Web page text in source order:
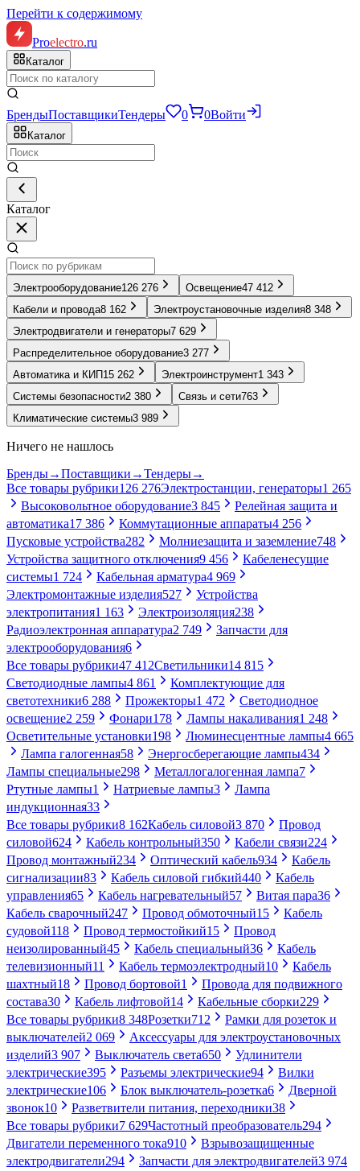
Перейти к содержимому
Proelectro.ru
Каталог
БрендыПоставщикиТендеры 0 0Войти
Каталог
Каталог
Электрооборудование126 276 Освещение47 412
Кабели и провода8 162 Электроустановочные изделия8 348
Электродвигатели и генераторы7 629
Распределительное оборудование3 277
Автоматика и КИП 15 262 Электроинструмент1 343
Системы безопасности2 380 Связь и сети763
Климатические системы3 989
Ничего не нашлось
Бренды→Поставщики →Тендеры→
Все товары рубрики126 276Электростанции, генераторы1 265
Высоковольтное оборудование3 845
Релейная защита и
автоматика17 386 Коммутационные аппараты4 256
Пусковые устройства282 Молниезащита и заземление748
Устройства защитного отключения9 456
Кабеленесущие
системы1 724 Кабельная арматура4 969
Электромонтажные изделия527
Устройства
электропитания1 163 Электроизоляция238
Радиоэлектронная аппаратура2 749
Запчасти для
электрооборудования6
Все товары рубрики47 412Светильники14 815
Светодиодные лампы4 861
Комплектующие для
светотехники6 288 Прожекторы1 472
Светодиодное
освещение2 259 Фонари178 Лампы накаливания1 248
Осветительные установки198 Люминесцентные лампы4 665
Лампа галогенная58 Энергосберегающие лампы434
Лампы специальные298 Металлогалогенная лампа7
Ртутные лампы1 Натриевые лампы3
Лампа
индукционная33
Все товары рубрики8 162Кабель силовой3 870
Провод
силовой624 Кабель контрольный350 Кабели связи224
Провод монтажный234 Оптический кабель934
Кабель
сигнализации83 Кабель силовой гибкий440
Кабель
управления65 Кабель нагревательный57 Витая пара36
Кабель сварочный247 Провод обмоточный15
Кабель
судовой118 Провод термостойкий15
Провод
неизолированный45 Кабель специальный36
Кабель
телевизионный11 Кабель термоэлектродный10
Кабель
шахтный18 Провод бортовой1
Провода для подвижного
состава30 Кабель лифтовой14 Кабельные сборки229
Все товары рубрики8 348Розетки712
Рамки для розеток и
выключателей2 069
Аксессуары для электроустановочных
изделий3 907 Выключатель света650
Удлинители
электрические395 Разъемы электрические94
Вилки
электрические106 Блок выключатель-розетка6
Дверной
звонок10 Разветвители питания, переходники38
Все товары рубрики7 629Частотный преобразователь294
Двигатели переменного тока910
Взрывозащищенные
электродвигатели294 Запчасти для электродвигателей3 974